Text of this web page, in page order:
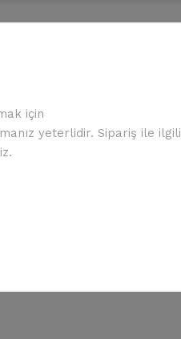
için
yeterlidir. Sipariş ile ilgili